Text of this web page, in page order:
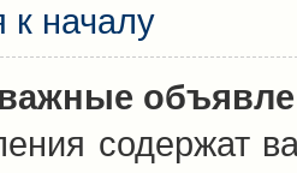
к началу
содержат